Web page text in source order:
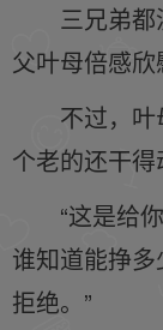
三兄弟
父叶母倍感欣
不过，
个老的还干
“这是给
谁知道能挣
拒绝。”